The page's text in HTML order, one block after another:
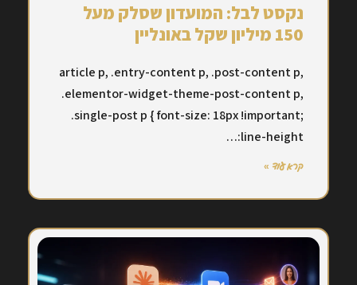
נקסט לבל: המועדון שסלק מעל
150 מיליון שקל באונליין
article p, .entry-content p, .post-content p,
.elementor-widget-theme-post-content p,
.single-post p { font-size: 18px !important;
line-height:…
קרא עוד »